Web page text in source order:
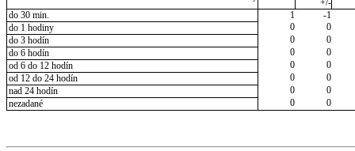
+/-
do 30 min.
1
-1
do 1 hodiny
0
0
do 3 hodín
0
0
do 6 hodín
0
0
od 6 do 12 hodín
0
0
od 12 do 24 hodín
0
0
nad 24 hodín
0
0
nezadané
0 0